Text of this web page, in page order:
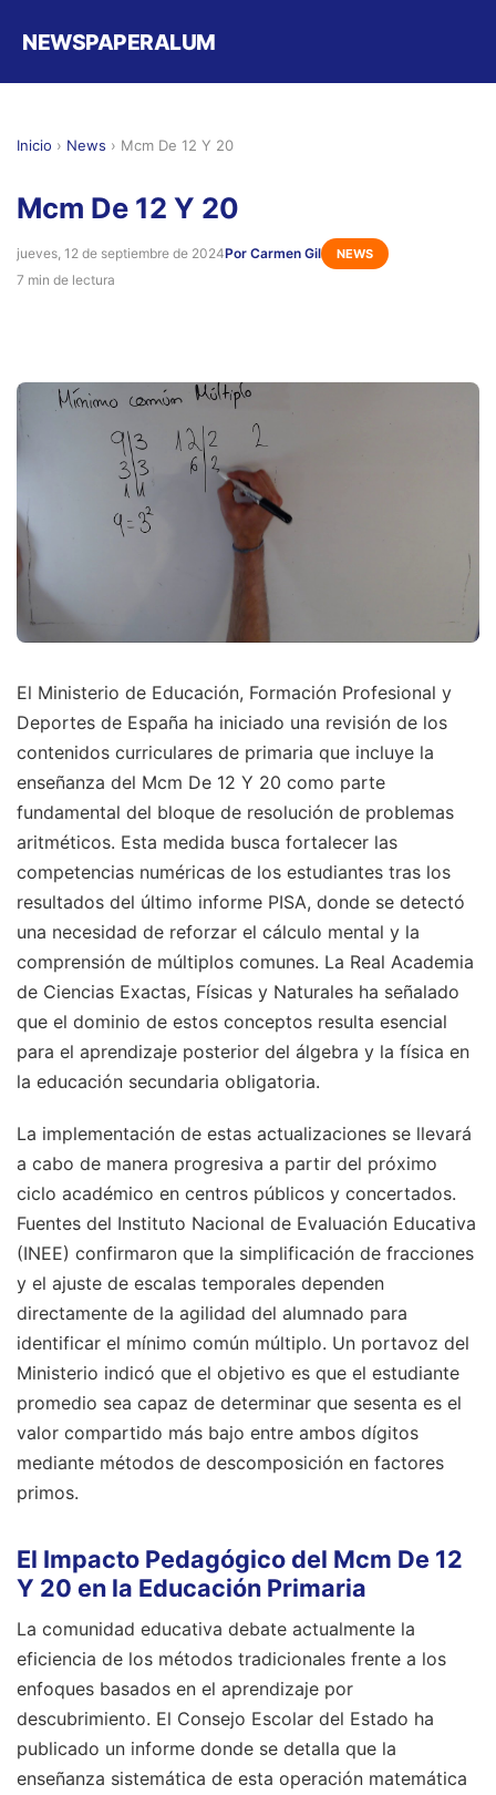
NEWSPAPERALUM
Inicio › News › Mcm De 12 Y 20
Mcm De 12 Y 20
jueves, 12 de septiembre de 2024Por Carmen Gil NEWS
7 min de lectura
El Ministerio de Educación, Formación Profesional y
Deportes de España ha iniciado una revisión de los
contenidos curriculares de primaria que incluye la
enseñanza del Mcm De 12 Y 20 como parte
fundamental del bloque de resolución de problemas
aritméticos. Esta medida busca fortalecer las
competencias numéricas de los estudiantes tras los
resultados del último informe PISA, donde se detectó
una necesidad de reforzar el cálculo mental y la
comprensión de múltiplos comunes. La Real Academia
de Ciencias Exactas, Físicas y Naturales ha señalado
que el dominio de estos conceptos resulta esencial
para el aprendizaje posterior del álgebra y la física en
la educación secundaria obligatoria.
La implementación de estas actualizaciones se llevará
a cabo de manera progresiva a partir del próximo
ciclo académico en centros públicos y concertados.
Fuentes del Instituto Nacional de Evaluación Educativa
(INEE) confirmaron que la simplificación de fracciones
y el ajuste de escalas temporales dependen
directamente de la agilidad del alumnado para
identificar el mínimo común múltiplo. Un portavoz del
Ministerio indicó que el objetivo es que el estudiante
promedio sea capaz de determinar que sesenta es el
valor compartido más bajo entre ambos dígitos
mediante métodos de descomposición en factores
primos.
El Impacto Pedagógico del Mcm De 12
Y 20 en la Educación Primaria
La comunidad educativa debate actualmente la
eficiencia de los métodos tradicionales frente a los
enfoques basados en el aprendizaje por
descubrimiento. El Consejo Escolar del Estado ha
publicado un informe donde se detalla que la
enseñanza sistemática de esta operación matemática